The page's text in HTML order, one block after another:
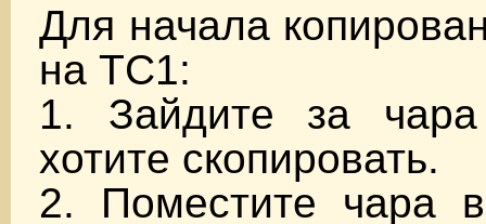
Для начала
на TC1:
1. Зайдите за
хотите скопировать.
2. Поместите чара